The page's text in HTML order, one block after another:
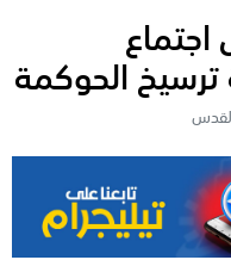
ترسيخ الحوكمة